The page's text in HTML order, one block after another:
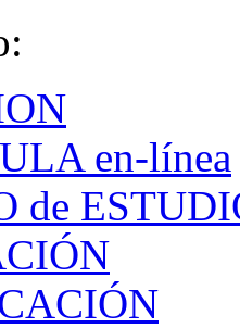
en-línea
de